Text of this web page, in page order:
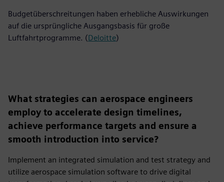
Budgetüberschreitungen haben erhebliche Auswirkungen
auf die ursprüngliche Ausgangsbasis für große
Luftfahrtprogramme. (Deloitte)
What strategies can aerospace engineers
employ to accelerate design timelines,
achieve performance targets and ensure a
smooth introduction into service?
Implement an integrated simulation and test strategy and
utilize aerospace simulation software to drive digital